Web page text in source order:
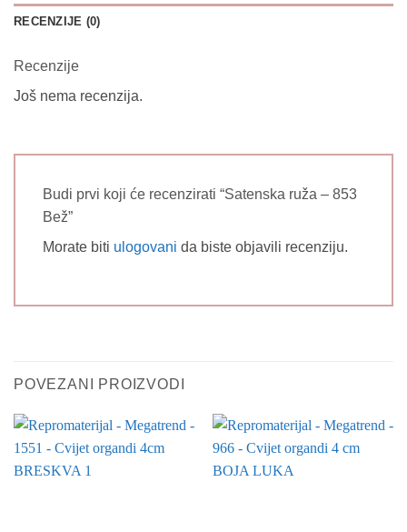
RECENZIJE (0)
Recenzije
Još nema recenzija.
Budi prvi koji će recenzirati “Satenska ruža – 853
Bež”
Morate biti ulogovani da biste objavili recenziju.
POVEZANI PROIZVODI